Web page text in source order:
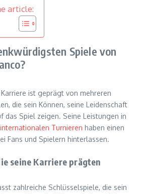
article:
Spiele von
Karriere ist geprägt von mehreren
die sein Können, seine Leidenschaft
das Spiel zeigen. Seine Leistungen in
internationalen Turnieren haben einen
Fans und Spielern hinterlassen.
seine Karriere prägten
zahlreiche Schlüsselspiele, die sein